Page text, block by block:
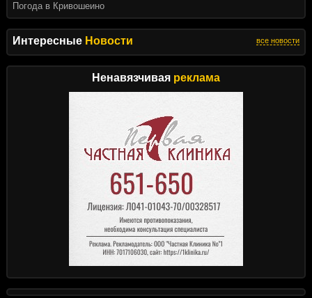
Интересные Новости все новости
Ненавязчивая реклама
Погода в Кривошеино